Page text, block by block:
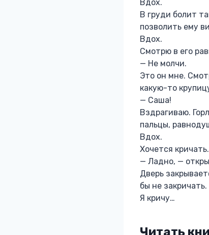
Вдох.
В груди болит
позволить ему
Вдох.
Смотрю в его
— Не молчи.
Это он мне.
какую-то
— Саша!
Вздрагиваю.
пальцы,
Вдох.
Хочется
— Ладно, —
Дверь
бы не
Я кричу…
Читать